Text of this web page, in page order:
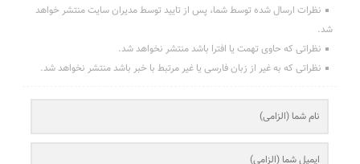
نظرات ارسال شده توسط شما، پس از تایید توسط مدیران سایت منتشر خواهد
شد.
نظراتی که حاوی تهمت یا افترا باشد منتشر نخواهد شد.
نظراتی که به غیر از زبان فارسی یا غیر مرتبط با خبر باشد منتشر نخواهد شد.